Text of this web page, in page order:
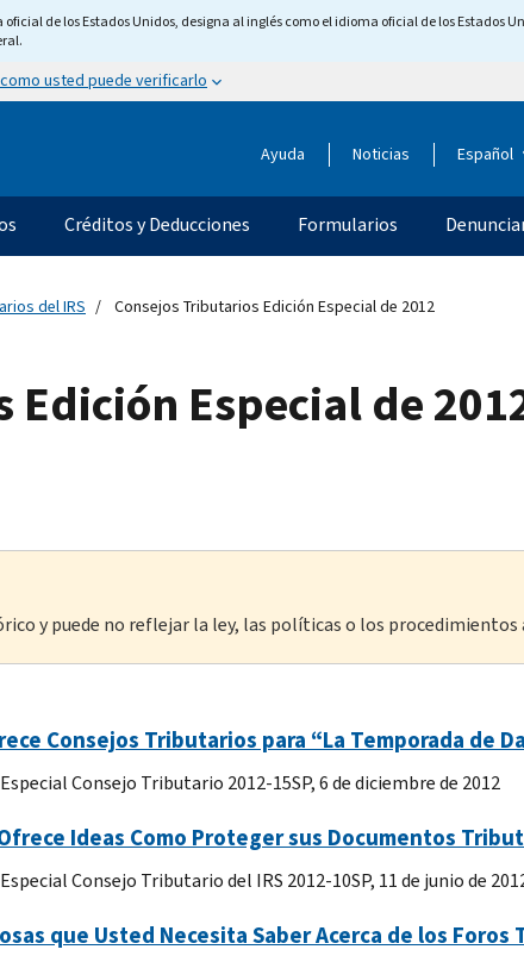
de los Estados Unidos, designa al inglés como el idioma oficial de los Estados
usted puede verificarlo
Ayuda Noticias Español
Créditos y Deducciones Formularios
del IRS Consejos Tributarios Edición Especial de 2012
Especial de
y puede no reflejar la ley, las políticas o los procedimientos
Consejos Tributarios para “La Temporada de
Consejo Tributario 2012-15SP, 6 de diciembre de 2012
Ideas Como Proteger sus Documentos
Consejo Tributario del IRS 2012-10SP, 11 de junio de
que Usted Necesita Saber Acerca de los